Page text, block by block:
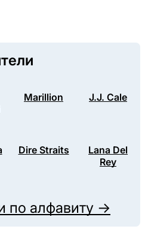
Marillion J.J. Cale
Dire Straits
Lana Del
Rey
по алфавиту →